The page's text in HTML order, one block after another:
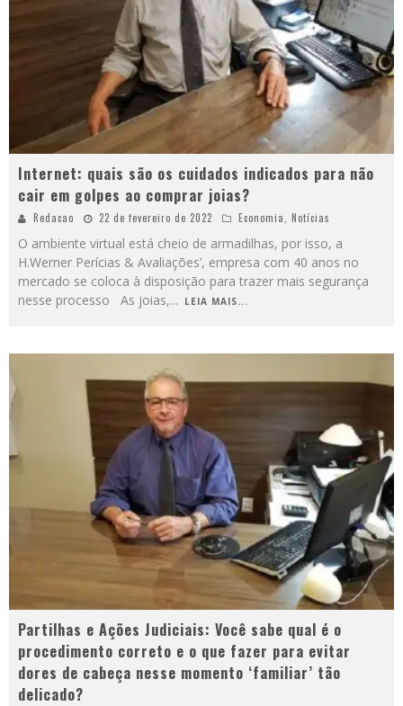
Internet: quais são os cuidados indicados para não
cair em golpes ao comprar joias?
Redacao 22 de fevereiro de 2022 Economia Notícias
O ambiente virtual está cheio de armadilhas, por isso, a
H.Werner Perícias & Avaliações’, empresa com 40 anos no
mercado se coloca à disposição para trazer mais segurança
nesse processo As joias,... LEIA MAIS...
Partilhas e Ações Judiciais: Você sabe qual é o
procedimento correto e o que fazer para evitar
dores de cabeça nesse momento ‘familiar’ tão
delicado?